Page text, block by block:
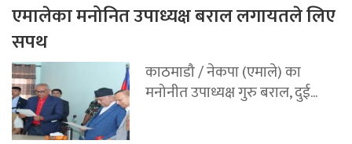
एमालेका मनोनित उपाध्यक्ष बराल लगायतले लिए
सपथ
काठमाडौ / नेकपा (एमाले) का
मनोनीत उपाध्यक्ष गुरु बराल, दुई...